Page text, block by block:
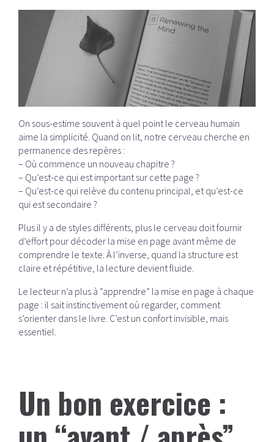
On sous-estime souvent à quel point le cerveau humain
aime la simplicité. Quand on lit, notre cerveau cherche en
permanence des repères :
– Où commence un nouveau chapitre ?
– Qu’est-ce qui est important sur cette page ?
– Qu’est-ce qui relève du contenu principal, et qu’est-ce
qui est secondaire ?
Plus il y a de styles différents, plus le cerveau doit fournir
d’effort pour décoder la mise en page avant même de
comprendre le texte. À l’inverse, quand la structure est
claire et répétitive, la lecture devient fluide.
Le lecteur n’a plus à “apprendre” la mise en page à chaque
page : il sait instinctivement où regarder, comment
s’orienter dans le livre. C’est un confort invisible, mais
essentiel.
Un bon exercice :